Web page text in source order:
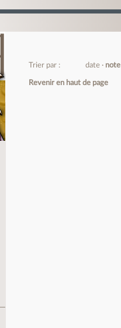
Trier par : date note
Revenir en haut de page